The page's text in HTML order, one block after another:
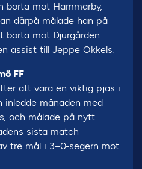
borta mot Hammarby,
därpå målade han på
borta mot Djurgården
assist till Jeppe Okkels.
FF
att vara en viktig pjäs i
inledde månaden med
och målade på nytt
sista match
tre mål i 3–0-segern mot